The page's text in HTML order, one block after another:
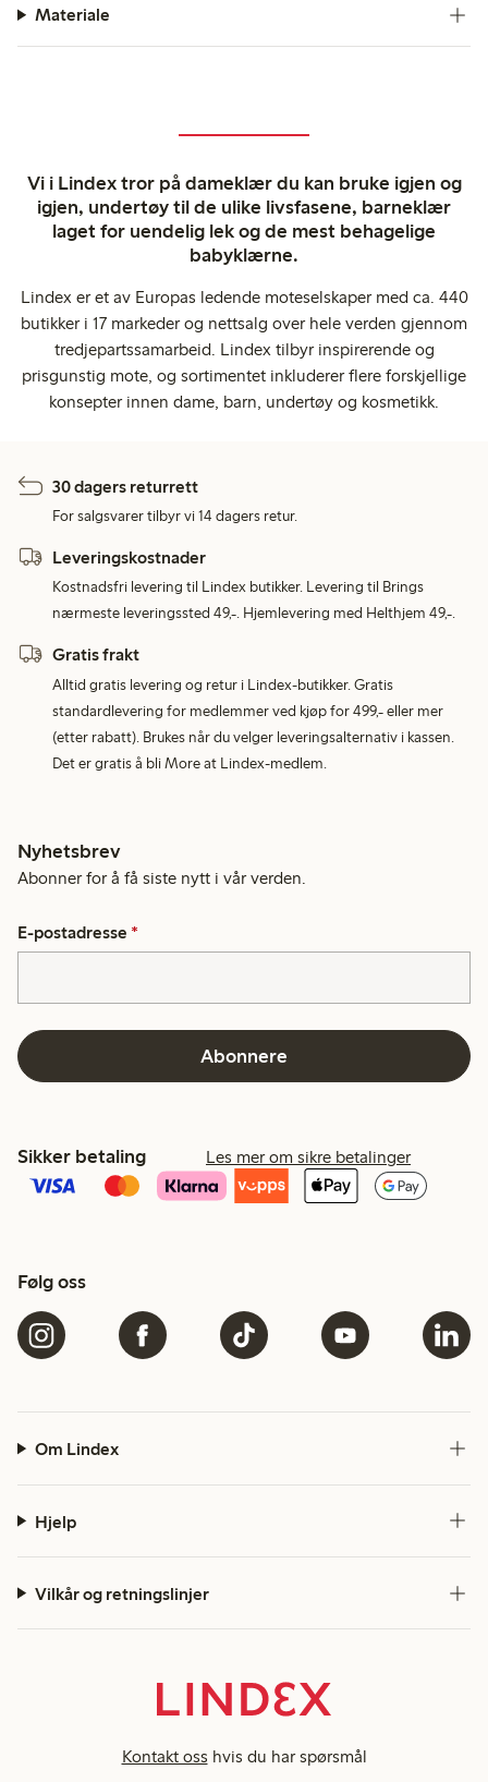
Materiale
Vi i Lindex tror på dameklær du kan bruke igjen og
igjen, undertøy til de ulike livsfasene, barneklær
laget for uendelig lek og de mest behagelige
babyklærne.
Lindex er et av Europas ledende moteselskaper med ca. 440
butikker i 17 markeder og nettsalg over hele verden gjennom
tredjepartssamarbeid. Lindex tilbyr inspirerende og
prisgunstig mote, og sortimentet inkluderer flere forskjellige
konsepter innen dame, barn, undertøy og kosmetikk.
30 dagers returrett
For salgsvarer tilbyr vi 14 dagers retur.
Leveringskostnader
Kostnadsfri levering til Lindex butikker. Levering til Brings
nærmeste leveringssted 49,-. Hjemlevering med Helthjem 49,-.
Gratis frakt
Alltid gratis levering og retur i Lindex-butikker. Gratis
standardlevering for medlemmer ved kjøp for 499,- eller mer
(etter rabatt). Brukes når du velger leveringsalternativ i kassen.
Det er gratis å bli More at Lindex-medlem.
Nyhetsbrev
Abonner for å få siste nytt i vår verden.
E-postadresse *
Abonnere
Sikker betaling Les mer om sikre betalinger
Følg oss
Om Lindex
Hjelp
Vilkår og retningslinjer
Kontakt oss hvis du har spørsmål